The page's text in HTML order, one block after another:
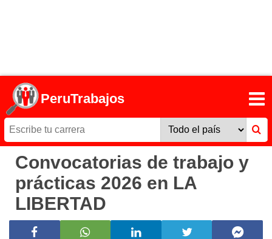
PeruTrabajos
Convocatorias de trabajo y
prácticas 2026 en LA
LIBERTAD